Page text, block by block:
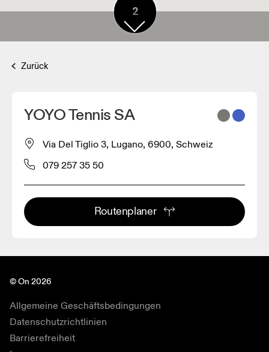
2
Zurück
YOYO Tennis SA
Via Del Tiglio 3, Lugano, 6900, Schweiz
079 257 35 50
Routenplaner
© On 2026
Allgemeine Geschäftsbedingungen
Datenschutzrichtlinien
Barrierefreiheit